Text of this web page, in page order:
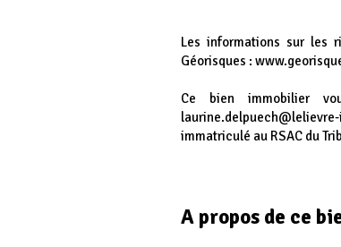
Les informations sur les
Géorisques :
Ce bien immobilier
immatriculé au RSAC du
A propos de ce